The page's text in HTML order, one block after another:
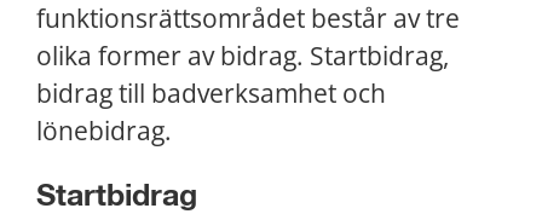
funktionsrättsområdet består av tre
olika former av bidrag. Startbidrag,
bidrag till badverksamhet och
lönebidrag.
Startbidrag